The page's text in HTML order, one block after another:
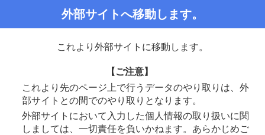
外部サイトへ移動します。
これより外部サイトに移動します。
【ご注意】
これより先のページ上で行うデータのやり取りは、外
部サイトとの間でのやり取りとなります。
外部サイトにおいて入力した個人情報の取り扱いに関
しましては、一切責任を負いかねます。あらかじめご